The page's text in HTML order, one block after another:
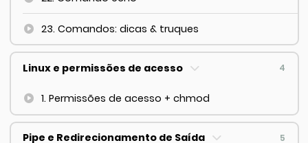
23. Comandos: dicas & truques
Linux e permissões de acesso 4
1. Permissões de acesso + chmod
Pipe e Redirecionamento de Saída 5